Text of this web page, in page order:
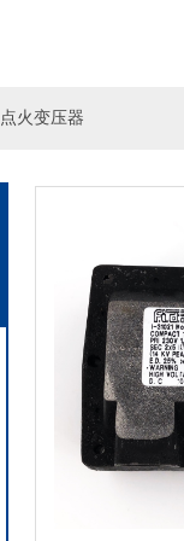
火变压器